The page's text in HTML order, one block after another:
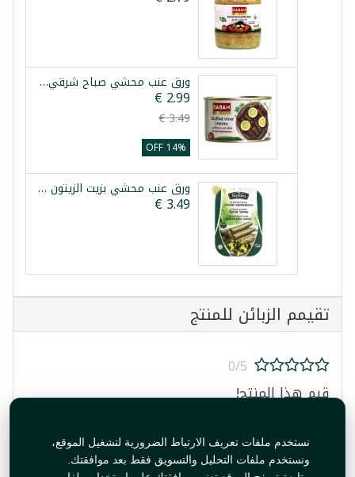
نستخدم ملفات تعريف الارتباط الضرورية لتشغيل الموقع،
ونستخدم ملفات التحليل والتسويق فقط بعد موافقتك.
ورق عنب محشي صباح شرقي 400غ
14% OFF
ورق عنب محشي بزيت الزيتون والزبيب تازيدين 200غ
تقيمم الزبائن للمنتج
0/5
قيم هذا المنتج!